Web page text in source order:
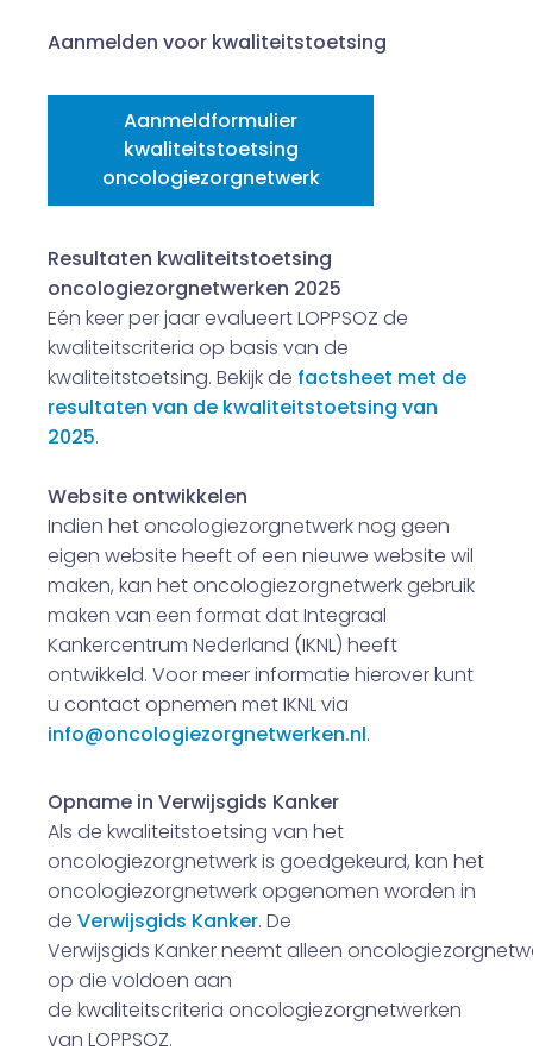
Aanmelden voor kwaliteitstoetsing
Aanmeldformulier
kwaliteitstoetsing
oncologiezorgnetwerk
Resultaten kwaliteitstoetsing
oncologiezorgnetwerken 2025
Eén keer per jaar evalueert LOPPSOZ de
kwaliteitscriteria op basis van de
kwaliteitstoetsing. Bekijk de factsheet met de
resultaten van de kwaliteitstoetsing van
2025.
Website ontwikkelen
Indien het oncologiezorgnetwerk nog geen
eigen website heeft of een nieuwe website wil
maken, kan het oncologiezorgnetwerk gebruik
maken van een format dat Integraal
Kankercentrum Nederland (IKNL) heeft
ontwikkeld. Voor meer informatie hierover kunt
u contact opnemen met IKNL via
info@oncologiezorgnetwerken.nl.
Opname in Verwijsgids Kanker
Als de kwaliteitstoetsing van het
oncologiezorgnetwerk is goedgekeurd, kan het
oncologiezorgnetwerk opgenomen worden in
de Verwijsgids Kanker. De
Verwijsgids Kanker neemt alleen
op die voldoen aan
de kwaliteitscriteria oncologiezorgnetwerken
van LOPPSOZ.